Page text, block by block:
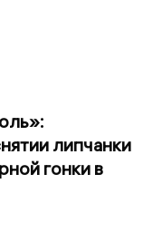
липчанки
гонки в